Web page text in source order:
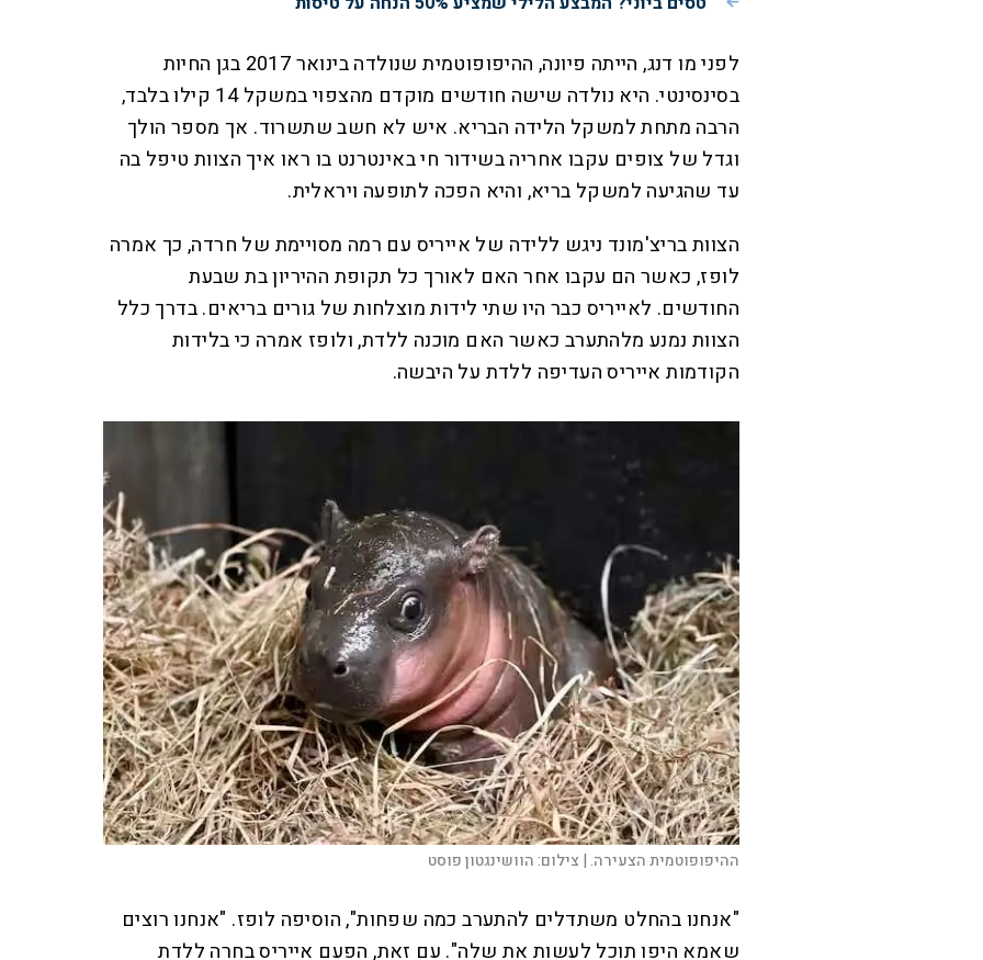
לפני מו דנג, הייתה פיונה, ההיפופוטמית שנולדה בינואר 2017 בגן החיות
בסינסינטי. היא נולדה שישה חודשים מוקדם מהצפוי במשקל 14 קילו בלבד,
הרבה מתחת למשקל הלידה הבריא. איש לא חשב שתשרוד. אך מספר הולך
וגדל של צופים עקבו אחריה בשידור חי באינטרנט בו ראו איך הצוות טיפל בה
עד שהגיעה למשקל בריא, והיא הפכה לתופעה ויראלית.
הצוות בריצ'מונד ניגש ללידה של אייריס עם רמה מסויימת של חרדה, כך אמרה
לופז, כאשר הם עקבו אחר האם לאורך כל תקופת ההיריון בת שבעת
החודשים. לאייריס כבר היו שתי לידות מוצלחות של גורים בריאים. בדרך כלל
הצוות נמנע מלהתערב כאשר האם מוכנה ללדת, ולופז אמרה כי בלידות
הקודמות אייריס העדיפה ללדת על היבשה.
ההיפופוטמית הצעירה. | צילום:הוושינגטון פוסט
"אנחנו בהחלט משתדלים להתערב כמה שפחות", הוסיפה לופז. "אנחנו רוצים
שאמא היפו תוכל לעשות את שלה". עם זאת, הפעם אייריס בחרה ללדת